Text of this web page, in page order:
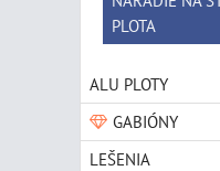
PLOTA
ALU PLOTY
GABIÓNY
LEŠENIA